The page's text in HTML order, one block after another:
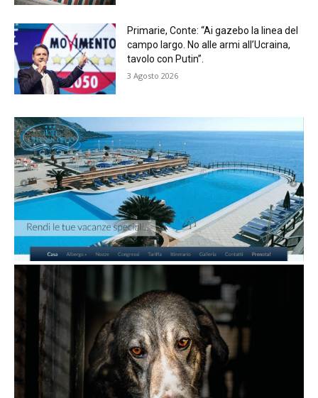
Primarie, Conte: “Ai gazebo la linea del
campo largo. No alle armi all’Ucraina,
tavolo con Putin”.
3 Agosto 2026